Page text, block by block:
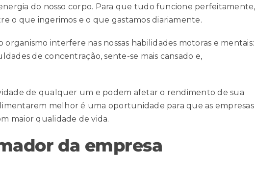
do nosso corpo. Para que tudo funcione perfeitamente,
o que ingerimos e o que gastamos diariamente.
interfere nas nossas habilidades motoras e mentais:
de concentração, sente-se mais cansado e,
de qualquer um e podem afetar o rendimento de sua
melhor é uma oportunidade para que as empresas
maior qualidade de vida.
da empresa